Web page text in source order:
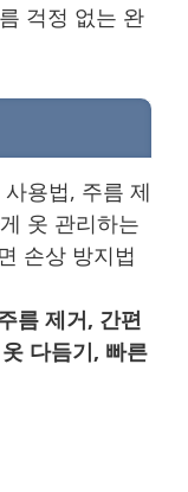
걱정 없는 완
용법, 주름 제
옷 관리하는
손상 방지법
름 제거, 간편
다듬기, 빠른